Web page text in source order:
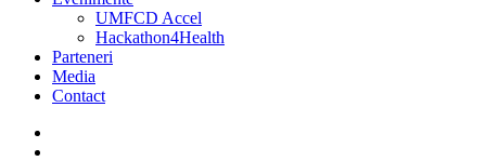
UMFCD Accel
Hackathon4Health
Parteneri
Media
Contact